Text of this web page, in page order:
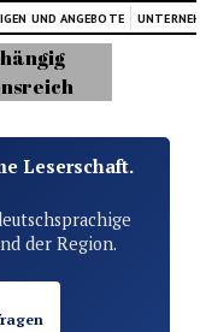
UND ANGEBOTE
Leserschaft.
der Region.